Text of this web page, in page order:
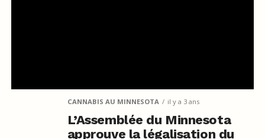
CANNABIS AU MINNESOTA il y a 3 ans
L’Assemblée du Minnesota
approuve la légalisation du